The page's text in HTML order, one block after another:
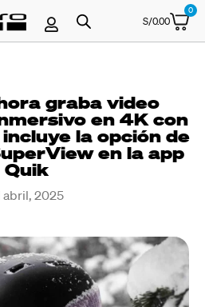
S/0.00
0
graba video
en 4K con
la opción de
en la app
Quik
abril, 2025